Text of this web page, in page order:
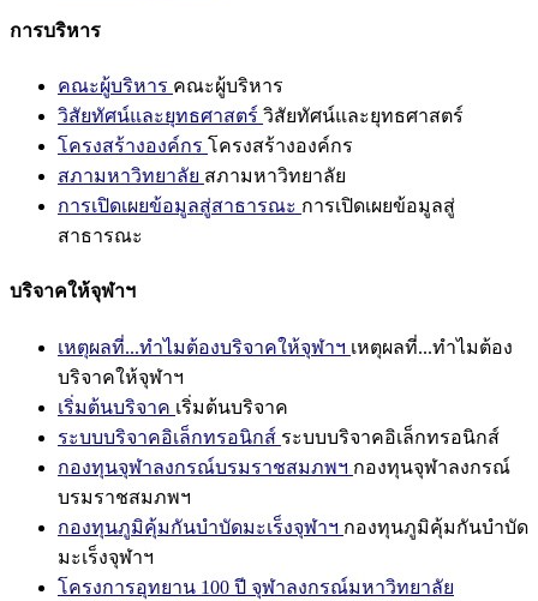
การบริหาร
คณะผู้บริหาร คณะผู้บริหาร
วิสัยทัศน์และยุทธศาสตร์ วิสัยทัศน์และยุทธศาสตร์
โครงสร้างองค์กร โครงสร้างองค์กร
สภามหาวิทยาลัย สภามหาวิทยาลัย
การเปิดเผยข้อมูลสู่สาธารณะ การเปิดเผยข้อมูลสู่
สาธารณะ
บริจาคให้จุฬาฯ
เหตุผลที่...ทำไมต้องบริจาคให้จุฬาฯ เหตุผลที่...ทำไมต้อง
บริจาคให้จุฬาฯ
เริ่มต้นบริจาค เริ่มต้นบริจาค
ระบบบริจาคอิเล็กทรอนิกส์ ระบบบริจาคอิเล็กทรอนิกส์
กองทุนจุฬาลงกรณ์บรมราชสมภพฯ กองทุนจุฬาลงกรณ์
บรมราชสมภพฯ
กองทุนภูมิคุ้มกันบำบัดมะเร็งจุฬาฯ กองทุนภูมิคุ้มกันบำบัด
มะเร็งจุฬาฯ
โครงการอุทยาน 100 ปี จุฬาลงกรณ์มหาวิทยาลัย